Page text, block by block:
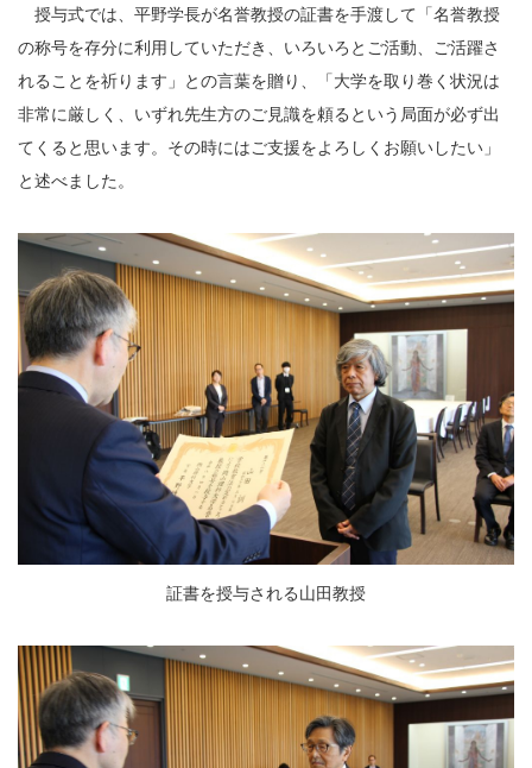
授与式では、平野学長が名誉教授の証書を手渡して「名誉教授
の称号を存分に利用していただき、いろいろとご活動、ご活躍さ
れることを祈ります」との言葉を贈り、「大学を取り巻く状況は
非常に厳しく、いずれ先生方のご見識を頼るという局面が必ず出
てくると思います。その時にはご支援をよろしくお願いしたい」
と述べました。
証書を授与される山田教授